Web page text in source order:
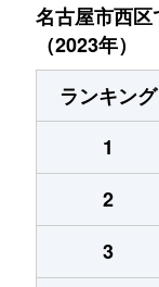
名古屋市西
（2023年）
ランキング
1
2
3